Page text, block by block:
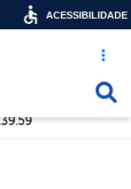
Acesso
ACESSIBILIDADE